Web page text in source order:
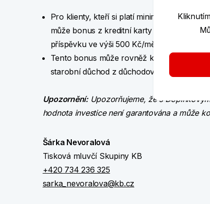
Pro klienty, kteří si platí minimální částku
může bonus z kreditní karty zajistit
příspěvku ve výši 500 Kč/měs., v případě,
Tento bonus může rovněž kompenzovat
starobní důchod z důchodového pojištění
Upozornění:Upozorňujeme, že s
hodnota investice není garantována a může
Šárka Nevoralová
Tisková mluvčí Skupiny KB
+420 734 236 325
sarka_nevoralova@kb.cz